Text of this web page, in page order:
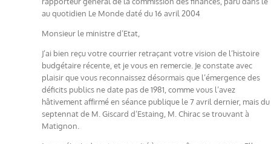
au quotidien Le Monde daté du 16 avril 2004
Monsieur le ministre d’Etat,
J’ai bien reçu votre courrier retraçant votre vision de l’histoire
budgétaire récente, et je vous en remercie. Je constate avec
plaisir que vous reconnaissez désormais que l’émergence des
déficits publics ne date pas de 1981, comme vous l’avez
hâtivement affirmé en séance publique le 7 avril dernier, mais du
septennat de M. Giscard d’Estaing, M. Chirac se trouvant à
Matignon.